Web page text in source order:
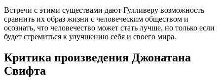
Встречи с этими существами дают Гулливеру возможность
сравнить их образ жизни с человеческим обществом и
осознать, что человечество может стать лучше, но только если
будет стремиться к улучшению себя и своего мира.
Критика произведения Джонатана
Свифта